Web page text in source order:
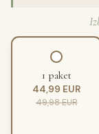
1 paket
44,99 EUR
49,98 EUR